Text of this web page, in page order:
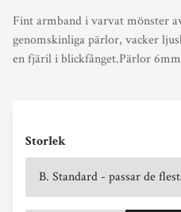
Fint armband i varvat mönster
genomskinliga pärlor, vacker
en fjäril i blickfånget.Pärlor
Storlek